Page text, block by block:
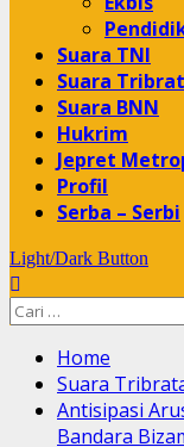
Suara TNI
Suara
Suara BNN
Hukrim
Jepret
Profil
Serba – Serbi
Light/Dark Button
Cari
Home
Suara
Antisipasi
Bandara